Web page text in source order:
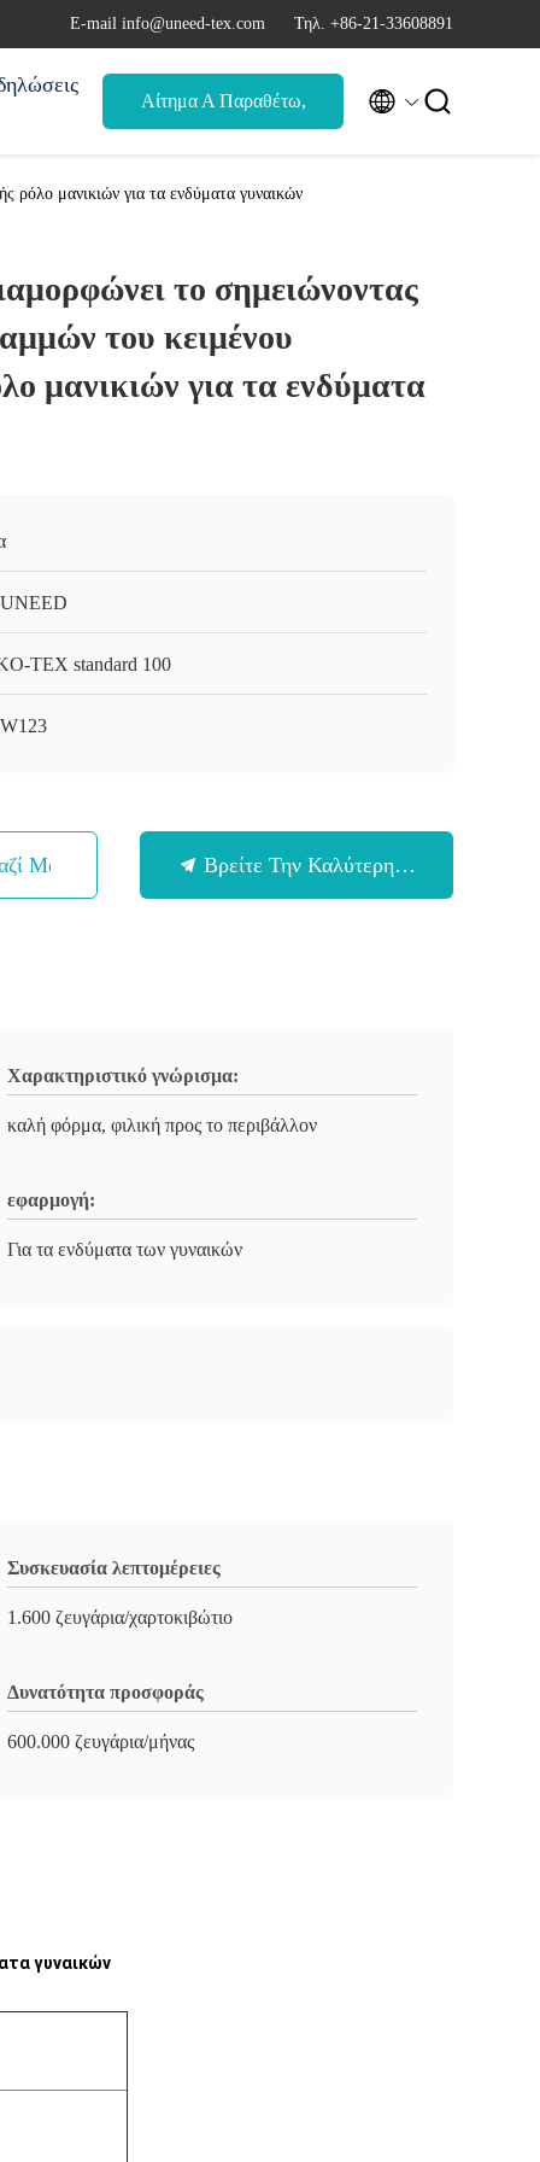
Ε-mail info@uneed-tex.com Τηλ. +86-21-33608891
Αίτημα Α Παραθέτω,  
ρόλο μανικιών για τα ενδύματα γυναικών
το σημειώνοντας
του κειμένου
μανικιών για τα ενδύματα
TEX standard 100
Μας Βρείτε Την Καλύτερη Τιμή
Χαρακτηριστικό γνώρισμα:
καλή φόρμα, φιλική προς το περιβάλλον
εφαρμογή:
Για τα ενδύματα των γυναικών
Συσκευασία λεπτομέρειες
1.600 ζευγάρια/χαρτοκιβώτιο
Δυνατότητα προσφοράς
600.000 ζευγάρια/μήνας
γυναικών